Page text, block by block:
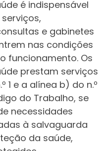
é indispensável
e gabinetes
nas condições
funcionamento. Os
prestam serviços
1 e a alínea b) do n.º
do Trabalho, se
necessidades
à salvaguarda
da saúde,